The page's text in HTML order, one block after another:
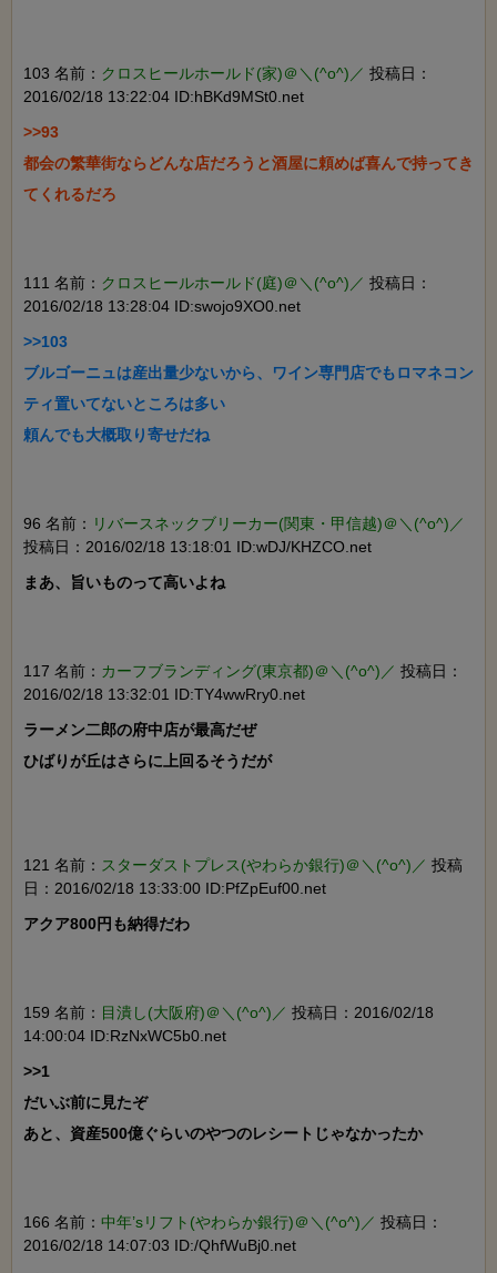
103 名前： クロスヒールホールド(家)＠＼(^o^)／ 投稿日：
2016/02/18 13:22:04 ID:hBKd9MSt0.net
>>93
都会の繁華街ならどんな店だろうと酒屋に頼めば喜んで持ってき
てくれるだろ
111 名前： クロスヒールホールド(庭)＠＼(^o^)／ 投稿日：
2016/02/18 13:28:04 ID:swojo9XO0.net
>>103
ブルゴーニュは産出量少ないから、ワイン専門店でもロマネコン
ティ置いてないところは多い
頼んでも大概取り寄せだね
96 名前： リバースネックブリーカー(関東・甲信越)＠＼(^o^)／
投稿日：2016/02/18 13:18:01 ID:wDJ/KHZCO.net
まあ、旨いものって高いよね
117 名前： カーフブランディング(東京都)＠＼(^o^)／ 投稿日：
2016/02/18 13:32:01 ID:TY4wwRry0.net
ラーメン二郎の府中店が最高だぜ
ひばりが丘はさらに上回るそうだが
121 名前： スターダストプレス(やわらか銀行)＠＼(^o^)／ 投稿
日：2016/02/18 13:33:00 ID:PfZpEuf00.net
アクア800円も納得だわ
159 名前： 目潰し(大阪府)＠＼(^o^)／ 投稿日：2016/02/18
14:00:04 ID:RzNxWC5b0.net
>>1
だいぶ前に見たぞ
あと、資産500億ぐらいのやつのレシートじゃなかったか
166 名前： 中年’sリフト(やわらか銀行)＠＼(^o^)／ 投稿日：
2016/02/18 14:07:03 ID:/QhfWuBj0.net